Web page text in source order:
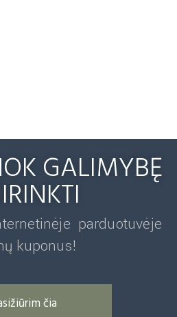
GALIMYBĘ
parduotuvėje
kuponus!
čia